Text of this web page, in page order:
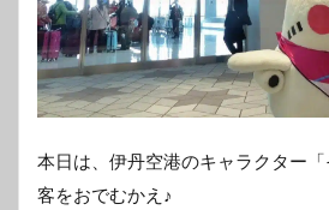
本日は、伊丹空港のキャラクター
客をおでむかえ♪